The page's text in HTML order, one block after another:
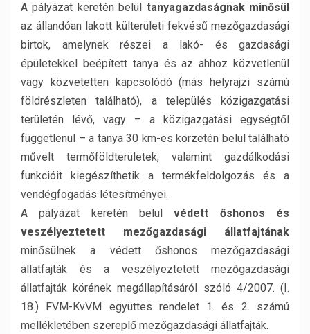
A pályázat keretén belül tanyagazdaságnak minősül
az állandóan lakott külterületi fekvésű mezőgazdasági
birtok, amelynek részei a lakó- és gazdasági
épületekkel beépített tanya és az ahhoz közvetlenül
vagy közvetetten kapcsolódó (más helyrajzi számú
földrészleten található), a település közigazgatási
területén lévő, vagy – a közigazgatási egységtől
függetlenül – a tanya 30 km-es körzetén belül található
művelt termőföldterületek, valamint gazdálkodási
funkcióit kiegészíthetik a termékfeldolgozás és a
vendégfogadás létesítményei.
A pályázat keretén belülvédett őshonos és
veszélyeztetett mezőgazdasági állatfajtának
minősülnek a védett őshonos mezőgazdasági
állatfajták és a veszélyeztetett mezőgazdasági
állatfajták körének megállapításáról szóló 4/2007. (I.
18.) FVM-KvVM együttes rendelet 1. és 2. számú
mellékletében szereplő mezőgazdasági állatfajták.